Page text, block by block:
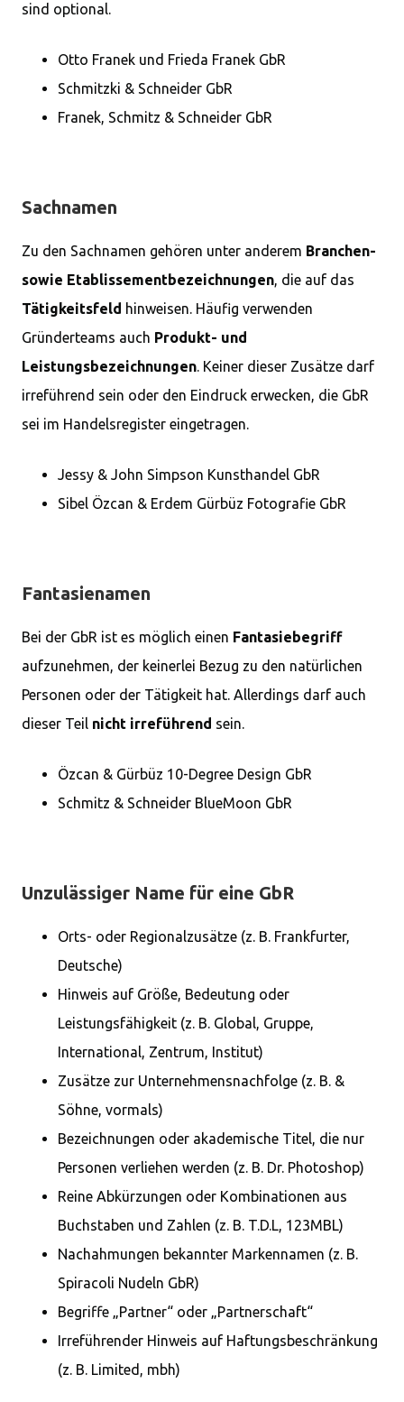
sind optional.
Otto Franek und Frieda Franek GbR
Schmitzki & Schneider GbR
Franek, Schmitz & Schneider GbR
Sachnamen
Zu den Sachnamen gehören unter anderem Branchen-
sowie Etablissementbezeichnungen, die auf das
Tätigkeitsfeld hinweisen. Häufig verwenden
Gründerteams auch Produkt- und
Leistungsbezeichnungen. Keiner dieser Zusätze darf
irreführend sein oder den Eindruck erwecken, die GbR
sei im Handelsregister eingetragen.
Jessy & John Simpson Kunsthandel GbR
Sibel Özcan & Erdem Gürbüz Fotografie GbR
Fantasienamen
Bei der GbR ist es möglich einen Fantasiebegriff
aufzunehmen, der keinerlei Bezug zu den natürlichen
Personen oder der Tätigkeit hat. Allerdings darf auch
dieser Teil nicht irreführend sein.
Özcan & Gürbüz 10-Degree Design GbR
Schmitz & Schneider BlueMoon GbR
Unzulässiger Name für eine GbR
Orts- oder Regionalzusätze (z. B. Frankfurter,
Deutsche)
Hinweis auf Größe, Bedeutung oder
Leistungsfähigkeit (z. B. Global, Gruppe,
International, Zentrum, Institut)
Zusätze zur Unternehmensnachfolge (z. B. &
Söhne, vormals)
Bezeichnungen oder akademische Titel, die nur
Personen verliehen werden (z. B. Dr. Photoshop)
Reine Abkürzungen oder Kombinationen aus
Buchstaben und Zahlen (z. B. T.D.L, 123MBL)
Nachahmungen bekannter Markennamen (z. B.
Spiracoli Nudeln GbR)
Begriffe „Partner“ oder „Partnerschaft“
Irreführender Hinweis auf Haftungsbeschränkung
(z. B. Limited, mbh)